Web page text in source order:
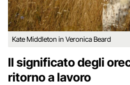
Kate Middleton in Veronica Beard
Il significato degli
ritorno a lavoro